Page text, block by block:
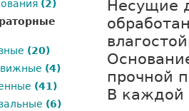
Несущие
прочной
В каждой
(2)
(20)
(4)
(41)
(6)